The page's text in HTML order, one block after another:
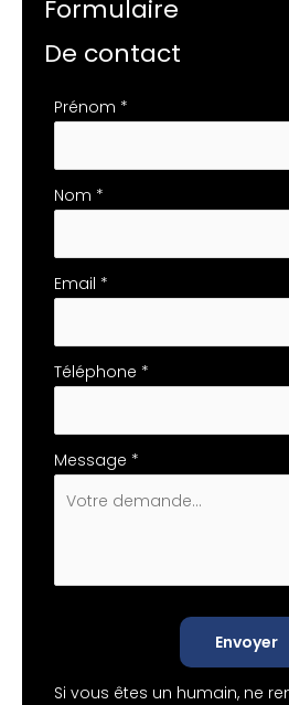
Formulaire
De contact
Formulaire
téléphone
Prénom *
Nom *
Email *
Téléphone *
Message *
Envoyer
Si vous êtes un humain, ne